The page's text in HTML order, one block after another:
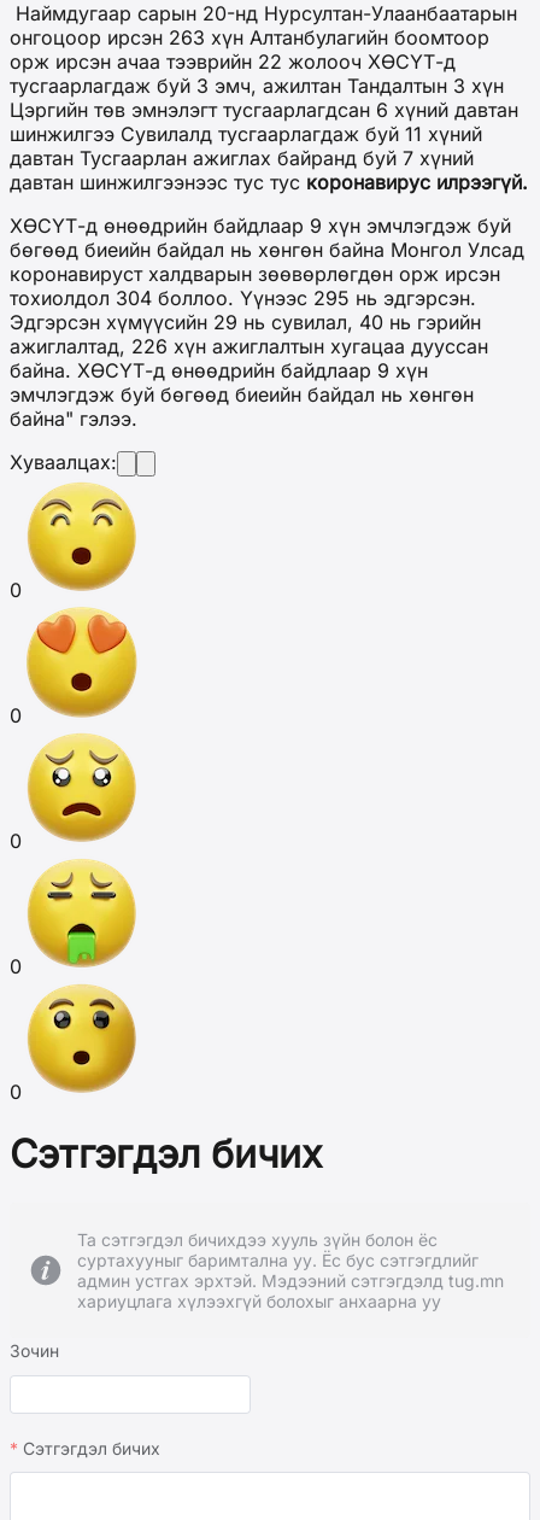
Наймдугаар сарын 20-нд Нурсултан-Улаанбаатарын
онгоцоор ирсэн 263 хүн Алтанбулагийн боомтоор
орж ирсэн ачаа тээврийн 22 жолооч ХӨСҮТ-д
тусгаарлагдаж буй 3 эмч, ажилтан Тандалтын 3 хүн
Цэргийн төв эмнэлэгт тусгаарлагдсан 6 хүний давтан
шинжилгээ Сувилалд тусгаарлагдаж буй 11 хүний
давтан Тусгаарлан ажиглах байранд буй 7 хүний
давтан шинжилгээнээс тус тус коронавирус илрээгүй.
ХӨСҮТ-д өнөөдрийн байдлаар 9 хүн эмчлэгдэж буй
бөгөөд биеийн байдал нь хөнгөн байна Монгол Улсад
коронавируст халдварын зөөвөрлөгдөн орж ирсэн
тохиолдол 304 боллоо. Үүнээс 295 нь эдгэрсэн.
Эдгэрсэн хүмүүсийн 29 нь сувилал, 40 нь гэрийн
ажиглалтад, 226 хүн ажиглалтын хугацаа дууссан
байна. ХӨСҮТ-д өнөөдрийн байдлаар 9 хүн
эмчлэгдэж буй бөгөөд биеийн байдал нь хөнгөн
байна" гэлээ.
Хуваалцах:
0
0
0
0
0
Сэтгэгдэл бичих
Та сэтгэгдэл бичихдээ хууль зүйн болон ёс
суртахууныг баримтална уу. Ёс бус сэтгэгдлийг
админ устгах эрхтэй. Мэдээний сэтгэгдэлд tug.mn
хариуцлага хүлээхгүй болохыг анхаарна уу
Зочин
Сэтгэгдэл бичих